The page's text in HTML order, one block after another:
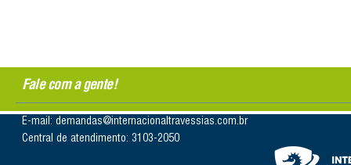
Fale com a gente!
E-mail: demandas@internacionaltravessias.com.br
Central de atendimento: 3103-2050